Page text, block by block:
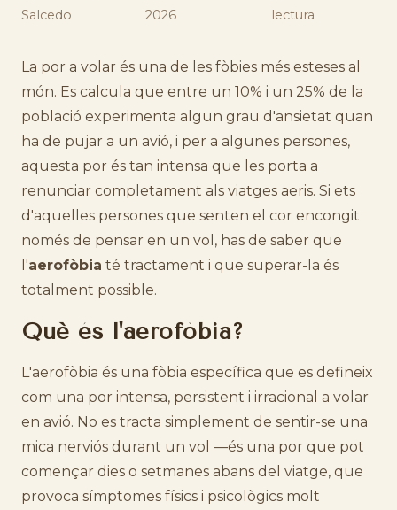
Salcedo
2026
lectura
La por a volar és una de les fòbies més esteses al
món. Es calcula que entre un 10% i un 25% de la
població experimenta algun grau d'ansietat quan
ha de pujar a un avió, i per a algunes persones,
aquesta por és tan intensa que les porta a
renunciar completament als viatges aeris. Si ets
d'aquelles persones que senten el cor encongit
només de pensar en un vol, has de saber que
l'aerofòbia té tractament i que superar-la és
totalment possible.
Què és l'aerofòbia?
L'aerofòbia és una fòbia específica que es defineix
com una por intensa, persistent i irracional a volar
en avió. No es tracta simplement de sentir-se una
mica nerviós durant un vol —és una por que pot
començar dies o setmanes abans del viatge, que
provoca símptomes físics i psicològics molt